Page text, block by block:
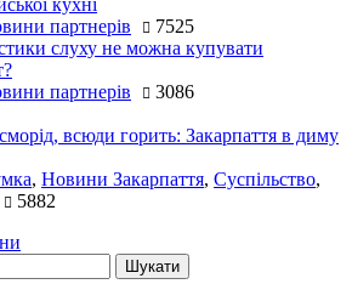
кухні
партнерів
7525
слуху не можна купувати
партнерів 3086
всюди горить: Закарпаття в диму
, Новини Закарпаття, Суспільство,
5882